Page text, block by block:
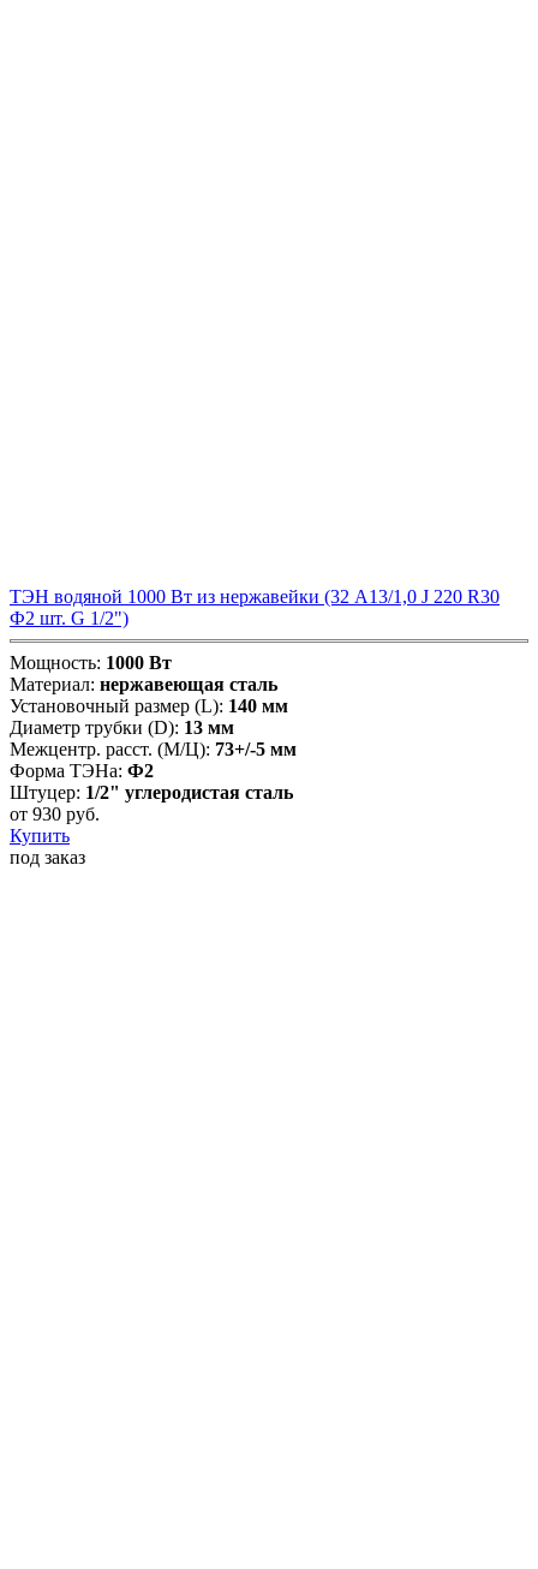
ТЭН водяной 1000 Вт из нержавейки (32 А13/1,0 J 220 R30
Ф2 шт. G 1/2")
Мощность: 1000 Вт
Материал: нержавеющая сталь
Установочный размер (L): 140 мм
Диаметр трубки (D): 13 мм
Межцентр. расст. (М/Ц): 73+/-5 мм
Форма ТЭНа: Ф2
Штуцер: 1/2" углеродистая сталь
от 930 руб.
Купить
под заказ